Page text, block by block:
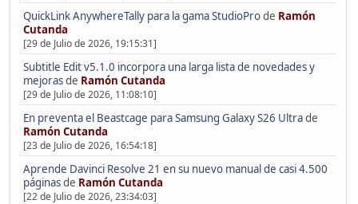
QuickLink AnywhereTally para la gama StudioProde Ramón
Cutanda
[29 de Julio de 2026, 19:15:31]
Subtitle Edit v5.1.0 incorpora una larga lista de novedades y
mejorasde Ramón Cutanda
[29 de Julio de 2026, 11:08:10]
En preventa el Beastcage para Samsung Galaxy S26 Ultrade
Ramón Cutanda
[23 de Julio de 2026, 16:54:18]
Aprende Davinci Resolve 21 en su nuevo manual de casi 4.500
páginasde Ramón Cutanda
[22 de Julio de 2026, 23:34:03]